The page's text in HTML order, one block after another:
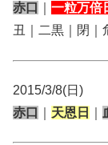
赤口
一粒万倍
丑｜二黒｜閉｜
2015/3/8(日)
赤口
天恩日